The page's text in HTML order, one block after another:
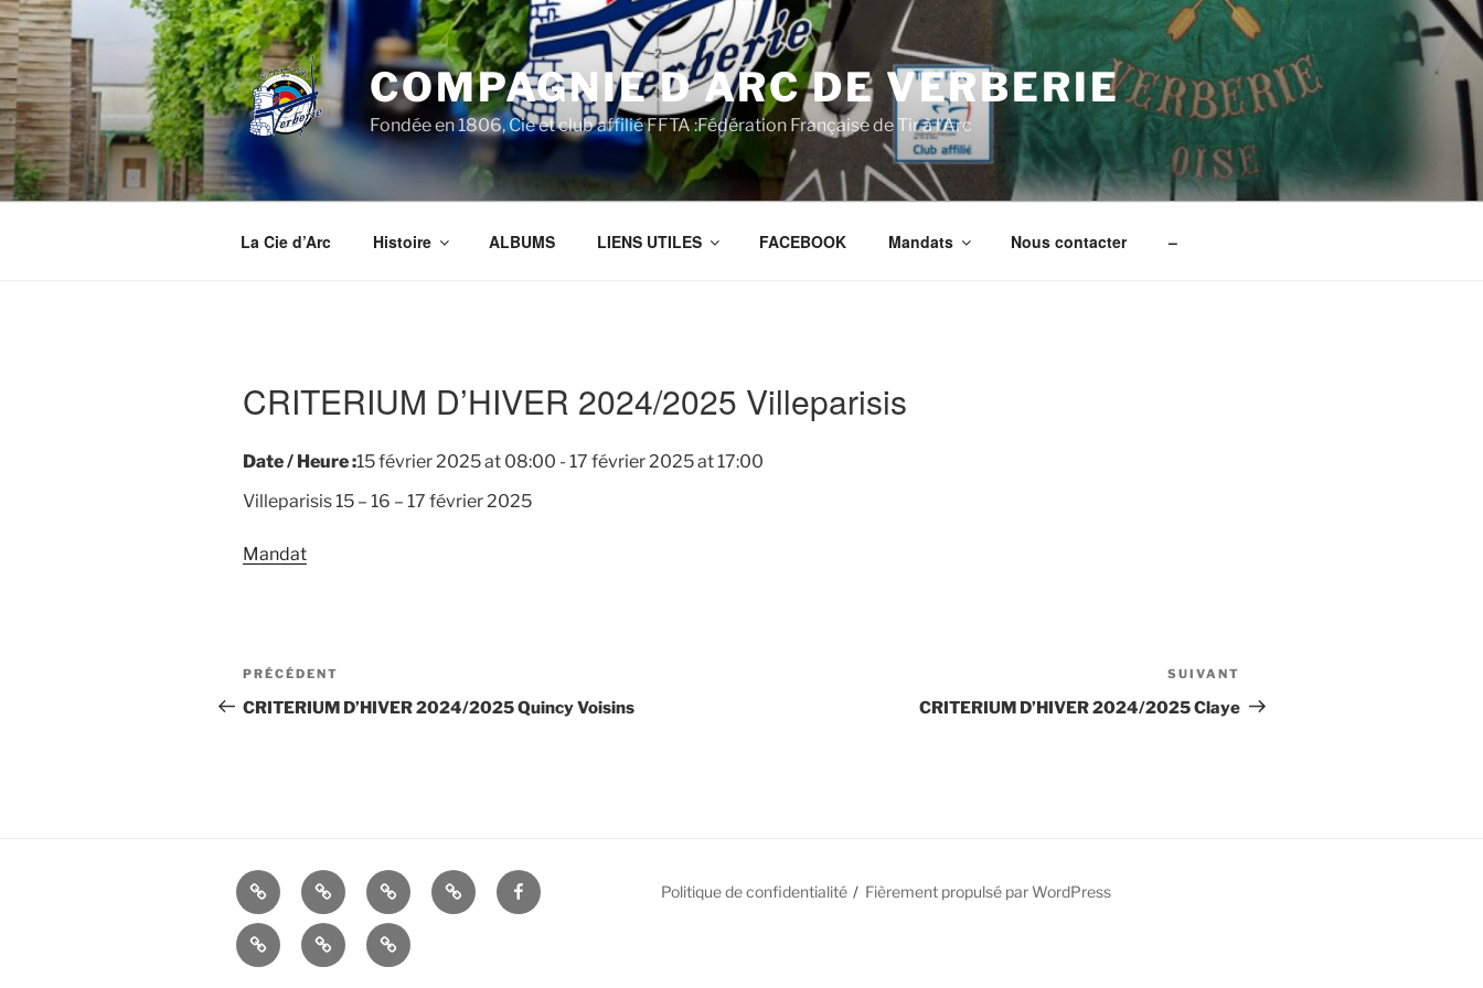
Aller
au
contenu
principal
COMPAGNIE D ARC DE VERBERIE
Fondée en 1806, Cie et club affilié FFTA :Fédération Française de Tir à l'Arc
La Cie d’Arc Histoire ALBUMS LIENS UTILES FACEBOOK Mandats Nous contacter –
CRITERIUM D’HIVER 2024/2025 Villeparisis
Date / Heure :15 février 2025at 08:00 - 17 février 2025at 17:00
Villeparisis 15 – 16 – 17 février 2025
Mandat
Navigation
de
Article
précédent
PRÉCÉDENT
CRITERIUM D’HIVER 2024/2025 Quincy Voisins
suivant
SUIVANT
CRITERIUM D’HIVER 2024/2025 Claye
La
Cie
d’Arc
Histoire ALBUMSLIENS
UTILES
FACEBOOK
MandatsNous
contacter
–
Politique de confidentialité Fièrement propulsé par WordPress